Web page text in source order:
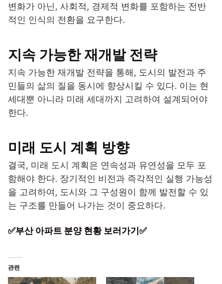
변화가 아닌, 사회적, 경제적 변화를 포함하는 전반
적인 인식의 전환을 요구한다.
지속 가능한 재개발 전략
지속 가능한 재개발 전략을 통해, 도시의 발전과 주
민들의 삶의 질을 동시에 향상시킬 수 있다. 이는 현
세대뿐 아니라 미래 세대까지 고려하여 설계되어야
한다.
미래 도시 계획 방향
결국, 미래 도시 계획은 연속성과 유연성을 모두 포
함해야 한다. 장기적인 비전과 즉각적인 실행 가능성
을 고려하여, 도시와 그 구성원이 함께 발전할 수 있
는 구조를 만들어 나가는 것이 중요하다.
✅부산 아파트 분양 현황 보러가기✅
관련